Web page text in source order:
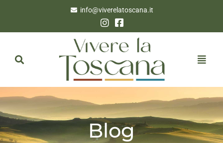
info@viverelatoscana.it
Blog